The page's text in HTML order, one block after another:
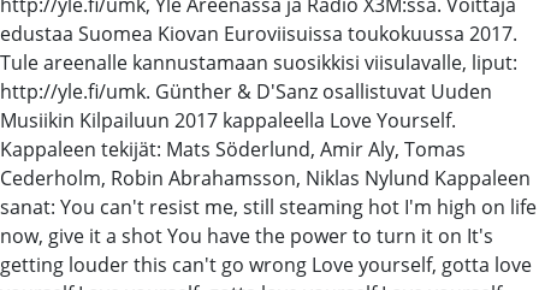
edustaa Suomea Kiovan Euroviisuissa toukokuussa 2017.
Tule areenalle kannustamaan suosikkisi viisulavalle, liput:
http://yle.fi/umk. Günther & D'Sanz osallistuvat Uuden
Musiikin Kilpailuun 2017 kappaleella Love Yourself.
Kappaleen tekijät: Mats Söderlund, Amir Aly, Tomas
Cederholm, Robin Abrahamsson, Niklas Nylund Kappaleen
sanat: You can't resist me, still steaming hot I'm high on life
now, give it a shot You have the power to turn it on It's
getting louder this can't go wrong Love yourself, gotta love